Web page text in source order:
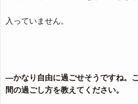
入っていません。
―かなり自由に過ごせそうですね。
間の過ごし方を教えてください。